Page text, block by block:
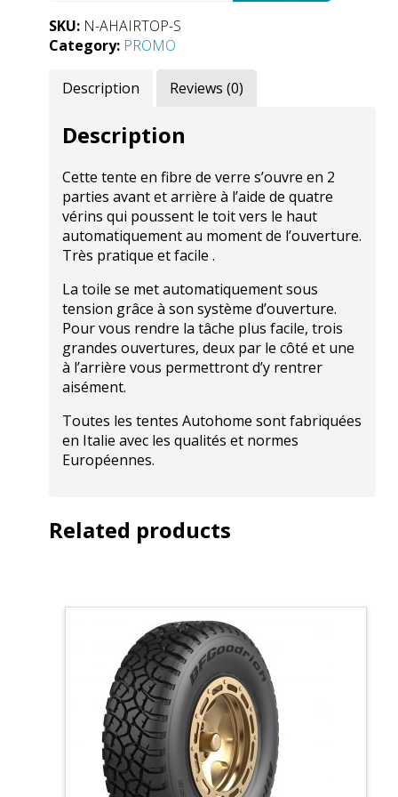
Autohome
Airtop
SKU: N-AHAIRTOP-S
Category: PROMO
Description Reviews (0)
Description
Cette tente en fibre de verre s’ouvre en 2
parties avant et arrière à l’aide de quatre
vérins qui poussent le toit vers le haut
automatiquement au moment de l’ouverture.
Très pratique et facile .
La toile se met automatiquement sous
tension grâce à son système d’ouverture.
Pour vous rendre la tâche plus facile, trois
grandes ouvertures, deux par le côté et une
à l’arrière vous permettront d’y rentrer
aisément.
Toutes les tentes Autohome sont fabriquées
en Italie avec les qualités et normes
Européennes.
Related products